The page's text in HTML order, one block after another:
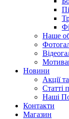
Наше
Новини
Акції
Статті
Наші
Контакти
Магазин